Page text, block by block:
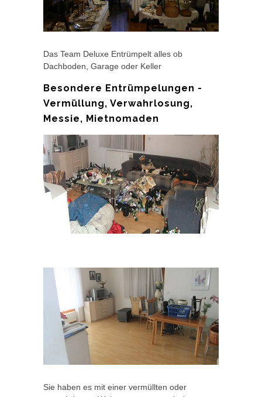
Das Team Deluxe Entrümpelt alles ob
Dachboden, Garage oder Keller
Besondere Entrümpelungen -
Vermüllung, Verwahrlosung,
Messie, Mietnomaden
Sie haben es mit einer vermüllten oder